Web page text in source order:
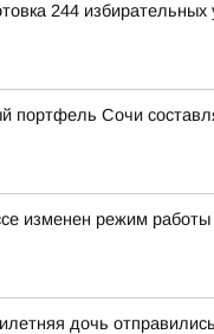
244
портфель Сочи
изменен режим
дочь